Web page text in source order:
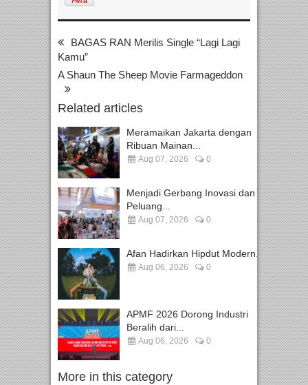
BAGAS RAN Merilis Single “Lagi Lagi
Kamu”
A Shaun The Sheep Movie Farmageddon
Related articles
Meramaikan Jakarta dengan
Ribuan Mainan...
Aug 07, 2026 0
Menjadi Gerbang Inovasi dan
Peluang...
Aug 07, 2026 0
Afan Hadirkan Hipdut Modern...
Aug 06, 2026 0
APMF 2026 Dorong Industri
Beralih dari...
Aug 06, 2026 0
More in this category